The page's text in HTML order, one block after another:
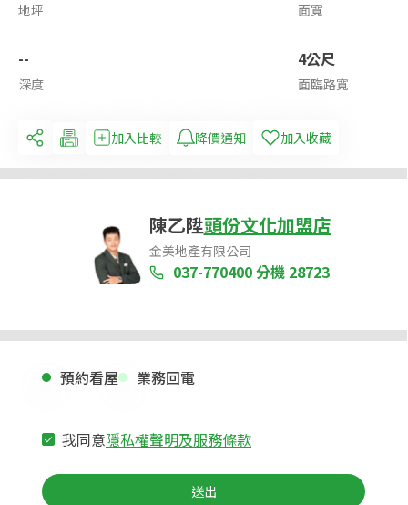
地坪 面寬
--
深度
4公尺
面臨路寬
加入比較 降價通知 加入收藏
陳乙陞頭份文化加盟店
金美地產有限公司
037-770400分機 28723
預約看屋 業務回電
我同意隱私權聲明及服務條款
送出